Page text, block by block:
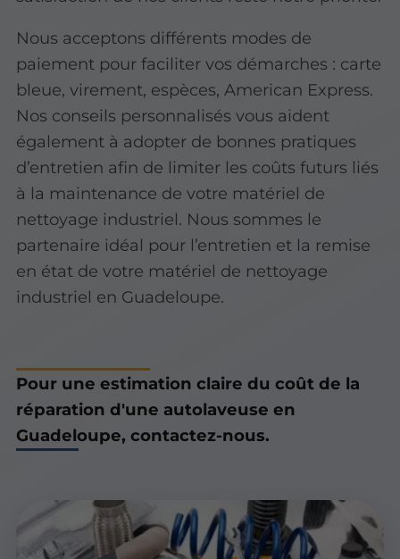
Nous acceptons différents modes de
paiement pour faciliter vos démarches : carte
bleue, virement, espèces, American Express.
Nos conseils personnalisés vous aident
également à adopter de bonnes pratiques
d’entretien afin de limiter les coûts futurs liés
à la maintenance de votre matériel de
nettoyage industriel. Nous sommes le
partenaire idéal pour l’entretien et la remise
en état de votre matériel de nettoyage
industriel en Guadeloupe.
Pour une estimation claire du coût de la
réparation d'une autolaveuse en
Guadeloupe, contactez-nous.